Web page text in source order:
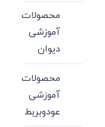
محصولات
آموزشی
دیوان
محصولات
آموزشی
عودوبربط